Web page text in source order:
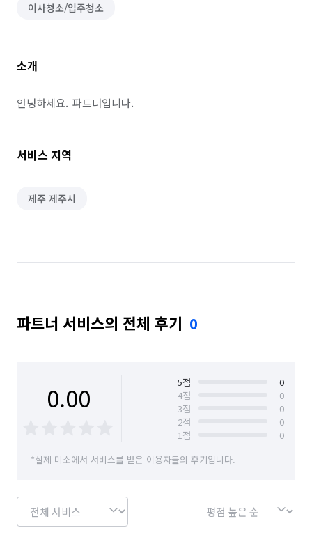
이사청소/입주청소
소개
안녕하세요.  파트너입니다.
서비스 지역
제주 제주시
파트너 서비스의 전체 후기 0
0.00 5점
0
4점
0
3점
0
2점
0
1점
0
*실제 미소에서 서비스를 받은 이용자들의 후기입니다.